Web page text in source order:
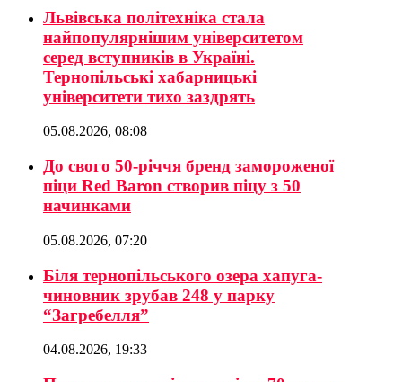
Львівська політехніка стала
найпопулярнішим університетом
серед вступників в Україні.
Тернопільські хабарницькі
університети тихо заздрять
05.08.2026, 08:08
До свого 50-річчя бренд замороженої
піци Red Baron створив піцу з 50
начинками
05.08.2026, 07:20
Біля тернопільського озера хапуга-
чиновник зрубав 248 у парку
“Загребелля”
04.08.2026, 19:33